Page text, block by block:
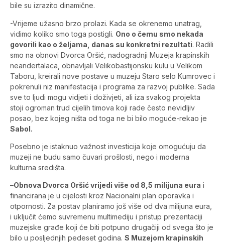
bile su izrazito dinamične.
-Vrijeme užasno brzo prolazi. Kada se okrenemo unatrag,
vidimo koliko smo toga postigli. Ono o čemu smo nekada
govorili kao o željama, danas su konkretni rezultati. Radili
smo na obnovi Dvorca Oršić, nadogradnji Muzeja krapinskih
neandertalaca, obnavljali Velikobastijonsku kulu u Velikom
Taboru, kreirali nove postave u muzeju Staro selo Kumrovec i
pokrenuli niz manifestacija i programa za razvoj publike. Sada
sve to ljudi mogu vidjeti i doživjeti, ali iza svakog projekta
stoji ogroman trud cijelih timova koji rade često nevidljiv
posao, bez kojeg ništa od toga ne bi bilo moguće-rekao je
Sabol.
Posebno je istaknuo važnost investicija koje omogućuju da
muzeji ne budu samo čuvari prošlosti, nego i moderna
kulturna središta.
–Obnova Dvorca Oršić vrijedi više od 8,5 milijuna eura i
financirana je u cijelosti kroz Nacionalni plan oporavka i
otpornosti. Za postav planiramo još više od dva milijuna eura,
i uključit ćemo suvremenu multimediju i pristup prezentaciji
muzejske građe koji će biti potpuno drugačiji od svega što je
bilo u posljednjih pedeset godina. S Muzejom krapinskih